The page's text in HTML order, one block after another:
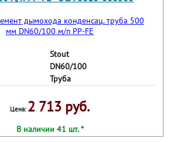
Stout
DN60/100
Труба
Цена: 2 713 руб.
В наличии 41 шт. *